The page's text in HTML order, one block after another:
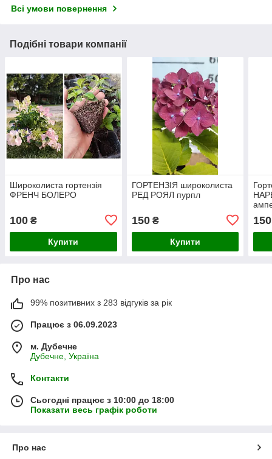
Всі умови повернення
Подібні товари компанії
Широколиста гортензія
ФРЕНЧ БОЛЕРО
100 ₴
Купити
ГОРТЕНЗІЯ широколиста
РЕД РОЯЛ пурпл
150₴
Купити
150
Про нас
99% позитивних з 283 відгуків за рік
Працює з 06.09.2023
м. Дубечне
Дубечне, Україна
Контакти
Сьогодні працює з 10:00 до 18:00
Показати весь графік роботи
Про нас